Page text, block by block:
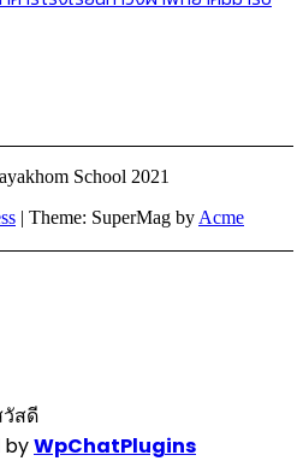
School 2021
| Theme: SuperMag by Acme
สดี
byWpChatPlugins